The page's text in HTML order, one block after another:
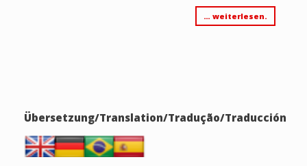
… weiterlesen.
Übersetzung/Translation/Tradução/Traducción